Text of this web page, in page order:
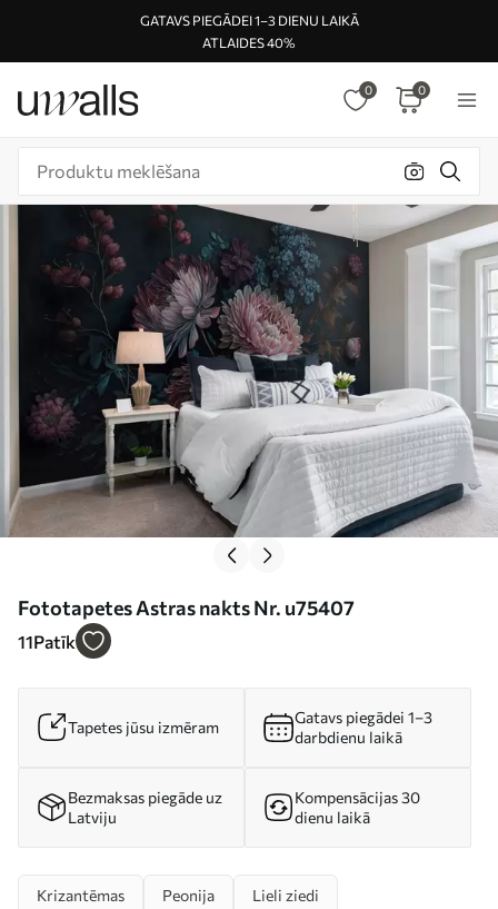
GATAVS PIEGĀDEI 1–3 DIENU LAIKĀ
ATLAIDES 40%
0 0
Fototapetes Astras nakts Nr. u75407
11Patīk
Tapetes jūsu izmēram
Gatavs piegādei 1–3
darbdienu laikā
Bezmaksas piegāde uz
Latviju
Kompensācijas 30
dienu laikā
Krizantēmas Peonija Lieli ziedi